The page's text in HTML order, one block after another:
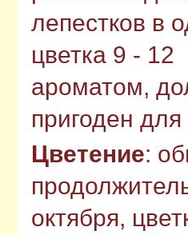
лепестков в
цветка 9 -
ароматом,
пригоден для
Цветение:
октября,